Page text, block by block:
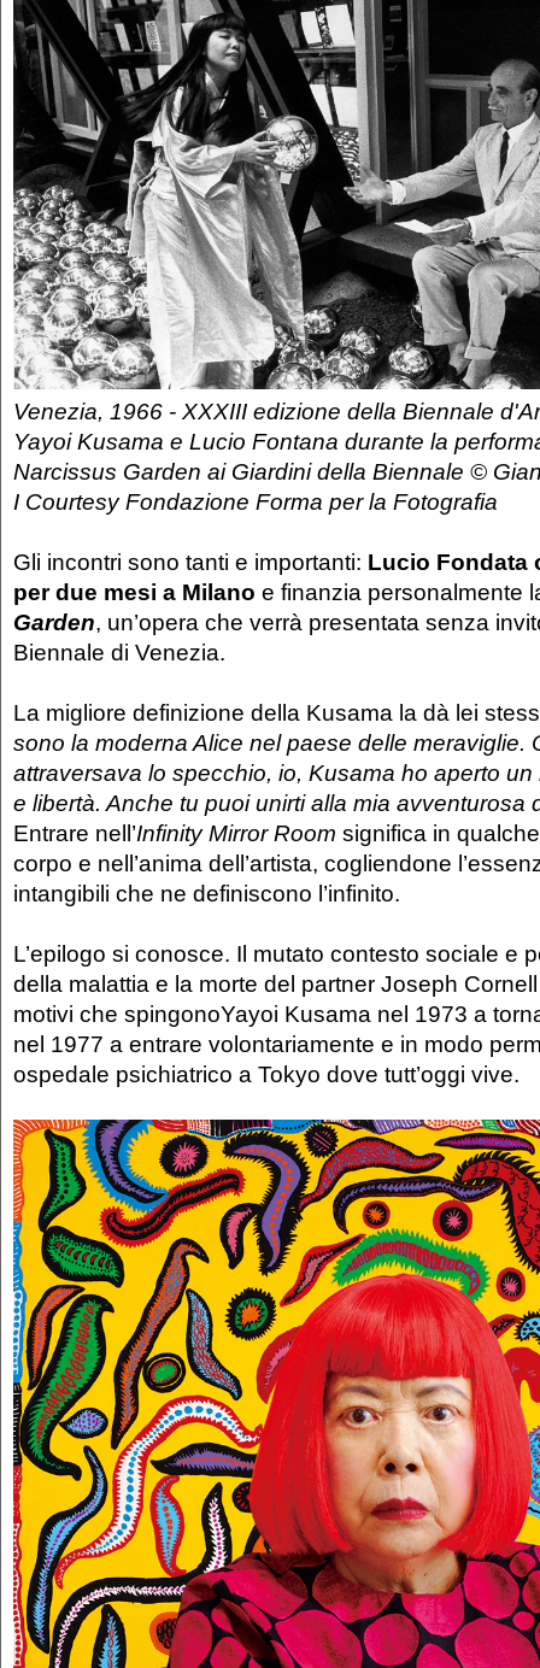
Venezia, 1966 - XXXIII edizione della Biennale
Yayoi Kusama e Lucio Fontana durante la
Narcissus Garden ai Giardini della Biennale ©
I Courtesy Fondazione Forma per la Fotografia
Gli incontri sono tanti e importanti: Lucio Fondata
per due mesi a Milano e finanzia personalmente
Garden, un’opera che verrà presentata senza
Biennale di Venezia.
La migliore definizione della Kusama la dà lei
sono la moderna Alice nel paese delle meraviglie.
attraversava lo specchio, io, Kusama ho aperto
e libertà. Anche tu puoi unirti alla mia avventurosa
Entrare nell’Infinity Mirror Room significa in
corpo e nell’anima dell’artista, cogliendone
intangibili che ne definiscono l’infinito.
L’epilogo si conosce. Il mutato contesto sociale e
della malattia e la morte del partner Joseph
motivi che spingonoYayoi Kusama nel 1973 a
nel 1977 a entrare volontariamente e in modo
ospedale psichiatrico a Tokyo dove tutt’oggi vive.